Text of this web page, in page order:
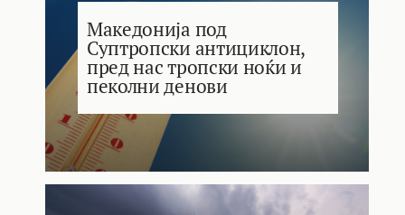
Македонија под
Суптропски антициклон,
пред нас тропски ноќи и
пеколни денови